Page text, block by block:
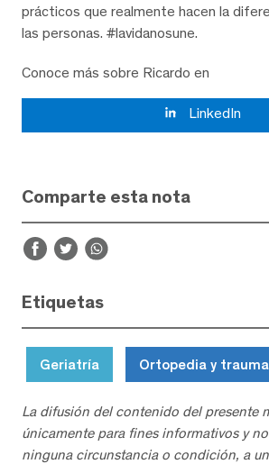
prácticos que realmente hacen la
las personas. #lavidanosune.
Conoce más sobre Ricardo en
LinkedIn
Comparte esta nota
Etiquetas
Geriatría Ortopedia y
La difusión del contenido del presente
únicamente para fines informativos y
ninguna circunstancia o condición, a